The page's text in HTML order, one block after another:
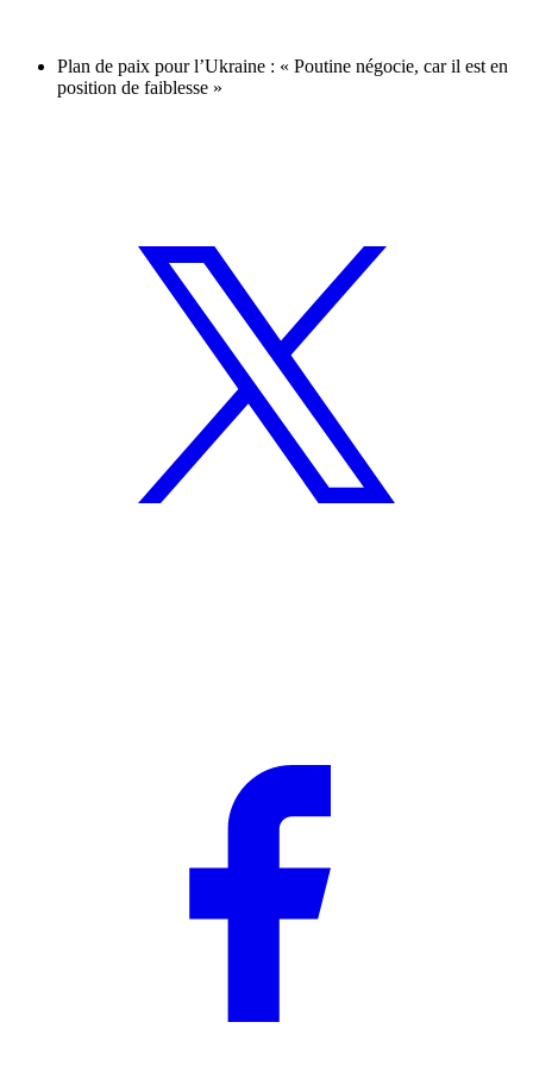
Plan de paix pour l’Ukraine : « Poutine négocie, car il est en
position de faiblesse »